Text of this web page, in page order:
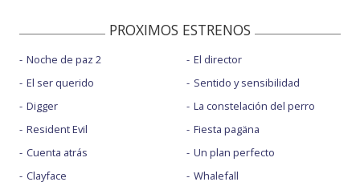
PROXIMOS ESTRENOS
Noche de paz 2
El ser querido
Digger
Resident Evil
Cuenta atrás
Clayface
El director
Sentido y sensibilidad
La constelación del perro
Fiesta pagäna
Un plan perfecto
Whalefall